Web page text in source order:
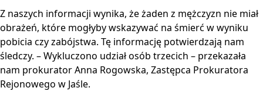
Z naszych informacji wynika, że żaden z mężczyzn nie miał
obrażeń, które mogłyby wskazywać na śmierć w wyniku
pobicia czy zabójstwa. Tę informację potwierdzają nam
śledczy. – Wykluczono udział osób trzecich – przekazała
nam prokurator Anna Rogowska, Zastępca Prokuratora
Rejonowego w Jaśle.